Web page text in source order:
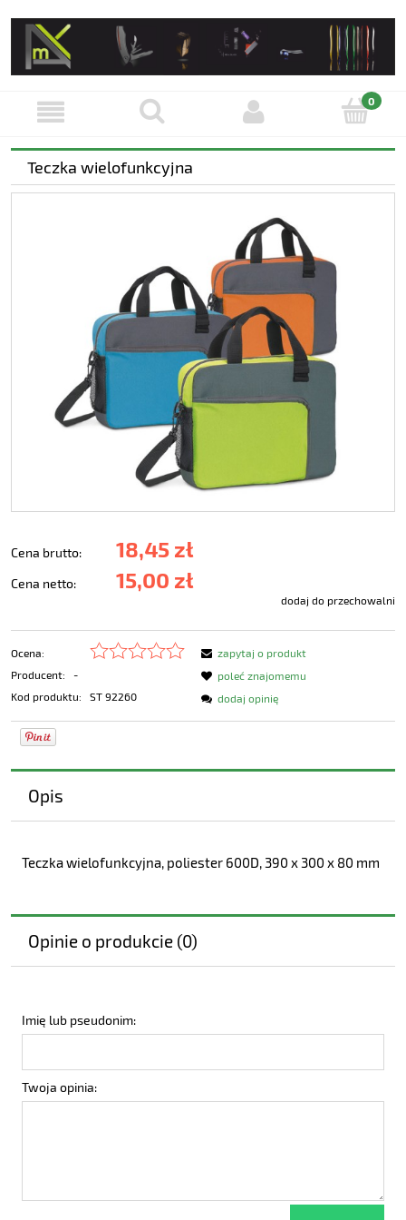
Teczka wielofunkcyjna
Cena brutto: 18,45 zł
Cena netto: 15,00 zł
dodaj do przechowalni
Ocena:
Producent:
-
Kod produktu:
ST 92260
zapytaj o produkt
poleć znajomemu
dodaj opinię
Opis
Teczka wielofunkcyjna, poliester 600D, 390 x 300 x 80 mm
Opinie o produkcie (0)
Imię lub pseudonim:
Twoja opinia: